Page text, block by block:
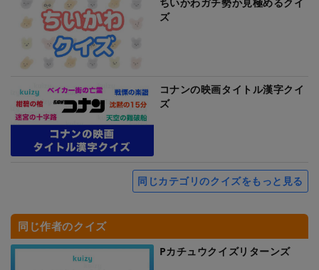
ちいかわガチ勢か見極めるクイ
ズ
コナンの映画タイトル漢字クイ
ズ
同じカテゴリのクイズをもっと見る
同じ作者のクイズ
Pカチュウクイズリターンズ